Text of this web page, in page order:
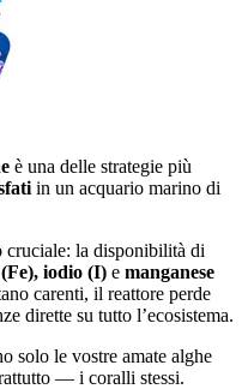
è una delle strategie più
in un acquario marino di
cruciale: la disponibilità di
iodio (I) e manganese
carenti, il reattore perde
dirette su tutto l’ecosistema.
solo le vostre amate alghe
— i coralli stessi.